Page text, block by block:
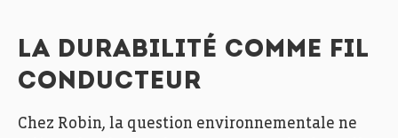
LA DURABILITÉ COMME FIL
CONDUCTEUR
Chez Robin, la question environnementale ne